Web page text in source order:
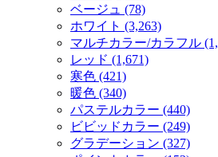
ベージュ (78)
ホワイト (3,263)
マルチカラー/カラフル
レッド (1,671)
寒色 (421)
暖色 (340)
パステルカラー (440)
ビビッドカラー (249)
グラデーション (327)